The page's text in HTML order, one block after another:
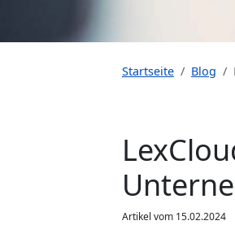
Startseite Blog
Artikel vom 15.02.2024